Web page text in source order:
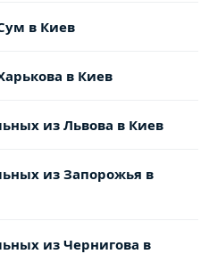
в Киев
в Киев
из Львова в Киев
из Запорожья в
из Чернигова в